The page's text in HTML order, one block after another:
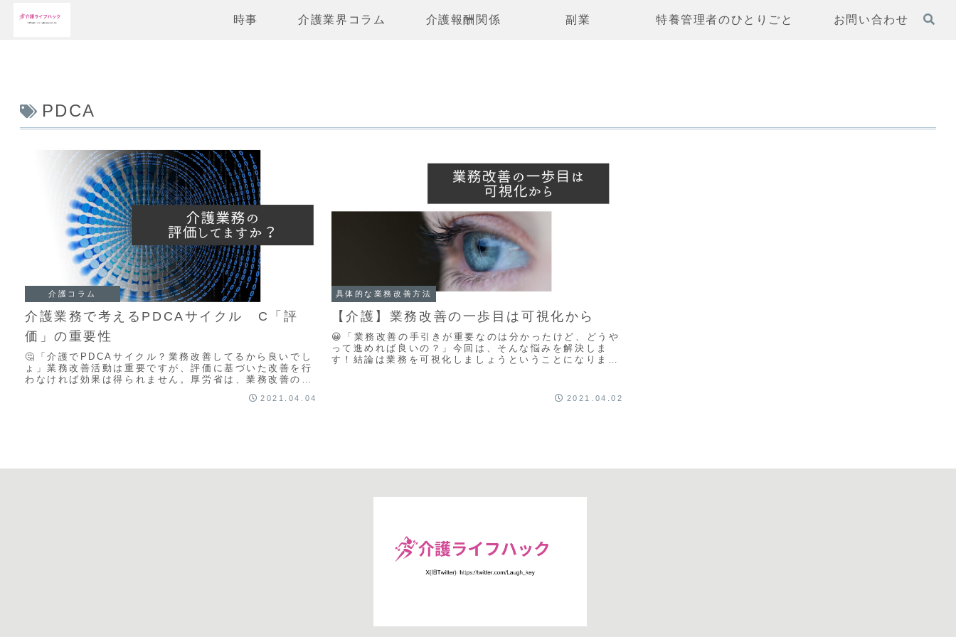
時事 介護業界コラム 介護報酬関係 副業 特養管理者のひとりごと お問い合わせ
PDCA
介護コラム
介護業務で考えるPDCAサイクル C「評
価」の重要性
🤔「介護でPDCAサイクル？業務改善してるから良いでし
ょ」業務改善活動は重要ですが、評価に基づいた改善を行
わなければ効果は得られません。厚労省は、業務改善の手
2021.04.04
具体的な業務改善方法
【介護】業務改善の一歩目は可視化から
😀「業務改善の手引きが重要なのは分かったけど、どうや
って進めれば良いの？」今回は、そんな悩みを解決しま
す！結論は業務を可視化しましょうということになりま
2021.04.02